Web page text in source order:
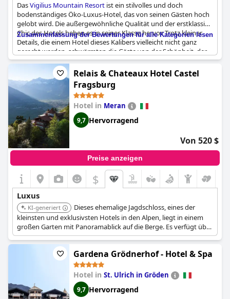
DasVigilius Mountain Resort ist ein stilvolles und doch
bodenständiges Öko-Luxus-Hotel, das von seinen Gästen hoch
gelobt wird. Die außergewöhnliche Qualität und der erstklassige
Chic des Hotels heben es in seiner Klasse hervor. Trotz kleiner
Details, die einem Hotel dieses Kalibers vielleicht nicht ganz
gerecht werden, schwärmten die Gäste von der Schönheit, der
Einfachheit und dem Luxus des Hotels und bezeichneten es als
erfrischende Abwechslung zu den traditionellen 5-Sterne-Hotels.
Die Umgebung und die Architektur des Resorts sind
hervorragend und das Spa ist von außergewöhnlicher Qualität
und Schönheit. Während einige Gäste enttäuscht darüber
waren, dass das Management die COVID-19-Vorschriften nicht
einhielt, waren zahlreiche andere von der Poesie und
Schlichtheit des Resorts begeistert, das ihrer Meinung nach
wahren Luxus verkörpert. Trotz einiger kleinerer Probleme ist
dasVigilius Mountain Resort
zweifellos ein erstklassiges Öko-
Luxus-Hotel, das seine Fünf-Sterne-Bewertung verdient hat.
Zusammenfassung der Bewertungen für alle Kategorien lesen
Relais & Chateaux Hotel Castel
Fragsburg
Hotel in Meran
9,7 Hervorragend
Von 520 $
Preise anzeigen
$
Luxus
KI-generiert
Dieses ehemalige Jagdschloss, eines der
kleinsten und exklusivsten Hotels in den Alpen, liegt in einem
großen Garten mit Panoramablick auf die Berge. Es verfügt über
ein Wellnesscenter mit verschiedenen Behandlungen, Sauna,
Türkischem Bad und einem beheizten Außenpool. Das Hotel
verfügt über ein Gourmetrestaurant und bietet einzigartige
Gardena Grödnerhof - Hotel & Spa
Hotel in St. Ulrich in Gröden
9,7 Hervorragend